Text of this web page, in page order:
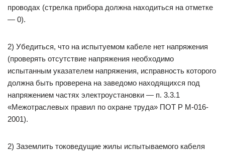
проводах (стрелка прибора должна находиться на отметке
— 0).
2) Убедиться, что на испытуемом кабеле нет напряжения
(проверять отсутствие напряжения необходимо
испытанным указателем напряжения, исправность которого
должна быть проверена на заведомо находящихся под
напряжением частях электроустановки — п. 3.3.1
«Межотраслевых правил по охране труда» ПОТ Р М-016-
2001).
2) Заземлить токоведущие жилы испытываемого кабеля